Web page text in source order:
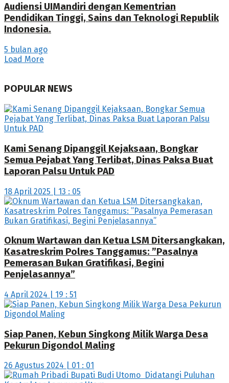
Audiensi UIMandiri dengan Kementrian
Pendidikan Tinggi, Sains dan Teknologi Republik
Indonesia.
5 bulan ago
Load More
POPULAR NEWS
Kami Senang Dipanggil Kejaksaan, Bongkar
Semua Pejabat Yang Terlibat, Dinas Paksa Buat
Laporan Palsu Untuk PAD
18 April 2025 | 13 : 05
Oknum Wartawan dan Ketua LSM Ditersangkakan,
Kasatreskrim Polres Tanggamus: ”Pasalnya
Pemerasan Bukan Gratifikasi, Begini
Penjelasannya”
4 April 2024 | 19 : 51
Siap Panen, Kebun Singkong Milik Warga Desa
Pekurun Digondol Maling
26 Agustus 2024 | 01 : 01